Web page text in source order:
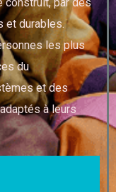
et durables.
les plus
du
et des
à leurs